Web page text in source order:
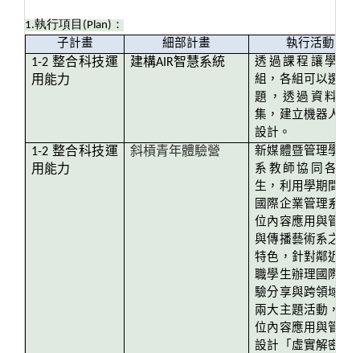
1.執行項目 (Plan) ：
子計畫
細部計畫 執行活動
1-2 整合科技運
用能力
建構AIR智慧系統
透過課程讓學生
組，各組可以選定
題，透過資料的
集，建立機器人對
設計。
1-2 整合科技運
用能力
斜槓青年體驗營
新媒體暨管理學院
系教師協同各系
生，利用學期間整
國際企業管理系、
位內容應用與管理
與傳播藝術系之系
特色，針對鄰近高
職學生辦理國際化
驗分享與跨領域學
兩大主題活動，由
位內容應用與管理
設計「虛實解密與